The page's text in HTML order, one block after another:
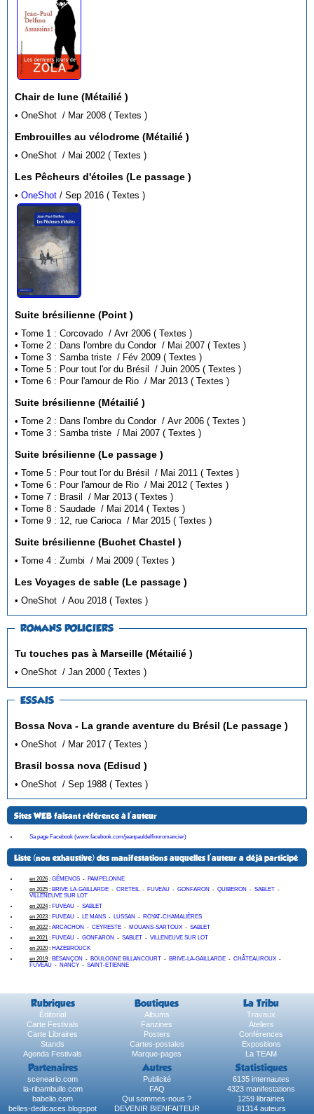
Chair de lune (Métailié )
• OneShot / Mar 2008 ( Textes )
Embrouilles au vélodrome (Métailié )
• OneShot / Mai 2002 ( Textes )
Les Pêcheurs d'étoiles (Le passage )
•OneShot / Sep 2016 ( Textes )
Suite brésilienne (Point )
• Tome 1 : Corcovado / Avr 2006 ( Textes )
• Tome 2 : Dans l'ombre du Condor / Mai 2007 ( Textes )
• Tome 3 : Samba triste / Fév 2009 ( Textes )
• Tome 5 : Pour tout l'or du Brésil / Juin 2005 ( Textes )
• Tome 6 : Pour l'amour de Rio / Mar 2013 ( Textes )
Suite brésilienne (Métailié )
• Tome 2 : Dans l'ombre du Condor / Avr 2006 ( Textes )
• Tome 3 : Samba triste / Mai 2007 ( Textes )
Suite brésilienne (Le passage )
• Tome 5 : Pour tout l'or du Brésil / Mai 2011 ( Textes )
• Tome 6 : Pour l'amour de Rio / Mai 2012 ( Textes )
• Tome 7 : Brasil / Mar 2013 ( Textes )
• Tome 8 : Saudade / Mai 2014 ( Textes )
• Tome 9 : 12, rue Carioca / Mar 2015 ( Textes )
Suite brésilienne (Buchet Chastel )
• Tome 4 : Zumbi / Mai 2009 ( Textes )
Les Voyages de sable (Le passage )
• OneShot / Aou 2018 ( Textes )
ROMANS POLICIERS
Tu touches pas à Marseille (Métailié )
• OneShot / Jan 2000 ( Textes )
ESSAIS
Bossa Nova - La grande aventure du Brésil (Le passage )
• OneShot / Mar 2017 ( Textes )
Brasil bossa nova (Edisud )
• OneShot / Sep 1988 ( Textes )
Sites WEB faisant référence à l'auteur
Sa page Facebook (www.facebook.com/jeanpauldelfinoromancier)
Liste (non exhaustive) des manifestations auquelles l'auteur a déjà participé
en 2026 : GÉMENOS - PAMPELONNE
en 2025 : BRIVE-LA-GAILLARDE - CRETEIL- FUVEAU - GONFARON - QUIBERON - SABLET -
VILLENEUVE SUR LOT
en 2024: FUVEAU - SABLET
en 2023 : FUVEAU - LE MANS - LUSSAN - ROYAT-CHAMALIÈRES
en 2022 : ARCACHON - CEYRESTE - MOUANS-SARTOUX - SABLET
en 2021 : FUVEAU - GONFARON - SABLET - VILLENEUVE SUR LOT
en 2020: HAZEBROUCK
en 2019 : BESANÇON - BOULOGNE BILLANCOURT - BRIVE-LA-GAILLARDE - CHÂTEAUROUX -
FUVEAU - NANCY - SAINT-ETIENNE
Rubriques Boutiques La Tribu
Éditorial Albums
Travaux
Carte Festivals
Fanzines
Ateliers
Carte Libraires
Posters
Conférences
Stands
Cartes-postales
Expositions
Agenda Festivals
Marque-pages La TEAM
Partenaires Autres Statistiques
sceneario.com Publicité
6135 internautes
la-ribambulle.com
FAQ
4323 manifestations
babelio.com
Qui sommes-nous ?
1259 librairies
belles-dedicaces.blogspot
DEVENIR BIENFAITEUR
81314 auteurs